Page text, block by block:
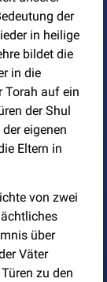
der
in heilige
bildet die
in die
Torah auf ein
der Shul
eigenen
Eltern in
von zwei
über
Väter
zu den